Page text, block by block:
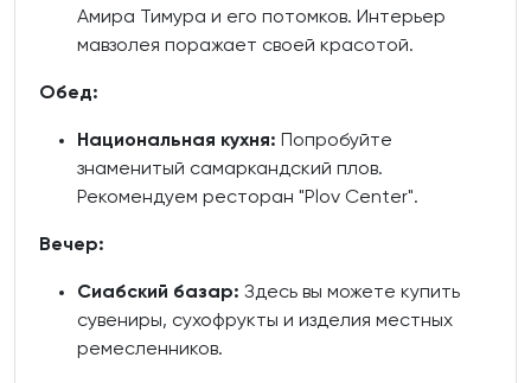
Амира Тимура и его потомков. Интерьер
мавзолея поражает своей красотой.
Обед:
Национальная кухня: Попробуйте
знаменитый самаркандский плов.
Рекомендуем ресторан "Plov Center".
Вечер:
Сиабский базар: Здесь вы можете купить
сувениры, сухофрукты и изделия местных
ремесленников.